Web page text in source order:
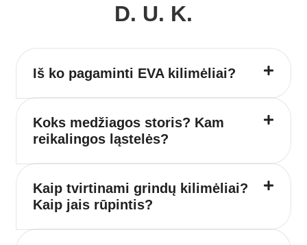
D. U. K.
Iš ko pagaminti EVA kilimėliai?
Koks medžiagos storis? Kam
reikalingos ląstelės?
Kaip tvirtinami grindų kilimėliai?
Kaip jais rūpintis?